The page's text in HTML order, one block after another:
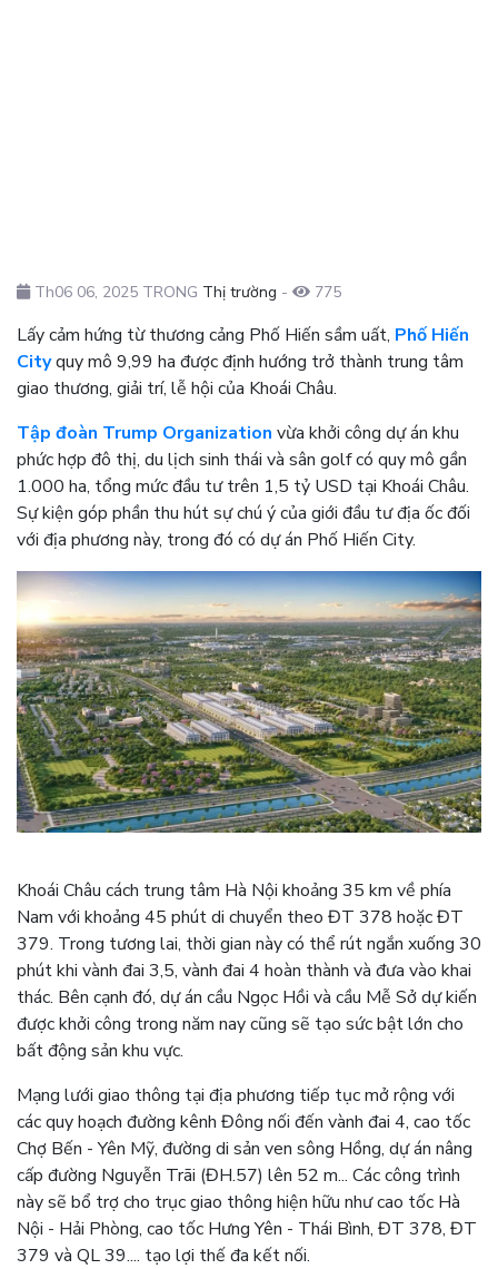
Th06 06, 2025 TRONG Thị trường - 775
Lấy cảm hứng từ thương cảng Phố Hiến sầm uất, Phố Hiến
Cityquy mô 9,99 ha được định hướng trở thành trung tâm
giao thương, giải trí, lễ hội của Khoái Châu.
Tập đoàn Trump Organization vừa khởi công dự án khu
phức hợp đô thị, du lịch sinh thái và sân golf có quy mô gần
1.000 ha, tổng mức đầu tư trên 1,5 tỷ USD tại Khoái Châu.
Sự kiện góp phần thu hút sự chú ý của giới đầu tư địa ốc đối
với địa phương này, trong đó có dự án Phố Hiến City.
Khoái Châu cách trung tâm Hà Nội khoảng 35 km về phía
Nam với khoảng 45 phút di chuyển theo ĐT 378 hoặc ĐT
379. Trong tương lai, thời gian này có thể rút ngắn xuống 30
phút khi vành đai 3,5, vành đai 4 hoàn thành và đưa vào khai
thác. Bên cạnh đó, dự án cầu Ngọc Hồi và cầu Mễ Sở dự kiến
được khởi công trong năm nay cũng sẽ tạo sức bật lớn cho
bất động sản khu vực.
Mạng lưới giao thông tại địa phương tiếp tục mở rộng với
các quy hoạch đường kênh Đông nối đến vành đai 4, cao tốc
Chợ Bến - Yên Mỹ, đường di sản ven sông Hồng, dự án nâng
cấp đường Nguyễn Trãi (ĐH.57) lên 52 m... Các công trình
này sẽ bổ trợ cho trục giao thông hiện hữu như cao tốc Hà
Nội - Hải Phòng, cao tốc Hưng Yên - Thái Bình, ĐT 378, ĐT
379 và QL 39.... tạo lợi thế đa kết nối.